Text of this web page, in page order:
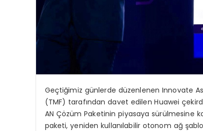
Geçtiğimiz günlerde düzenlenen Innovate
(TMF) tarafından davet edilen Huawei
AN Çözüm Paketinin piyasaya sürülmesine
paketi, yeniden kullanılabilir otonom ağ